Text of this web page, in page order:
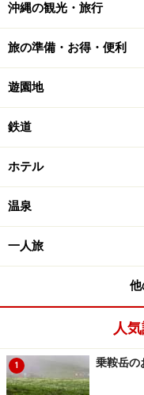
沖縄の観光・旅行
旅の準備・お得・便利
遊園地
鉄道
ホテル
温泉
一人旅
他
人
1 乗鞍岳の